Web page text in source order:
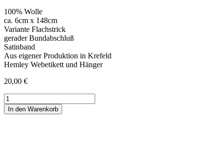
100% Wolle
ca. 6cm x 148cm
Variante Flachstrick
gerader Bundabschluß
Satinband
Aus eigener Produktion in Krefeld
Hemley Webetikett und Hänger
20,00 €
Strickkrawatte
Wolle
Uni
In den Warenkorb